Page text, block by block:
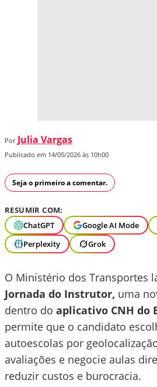
Por Julia Vargas
Publicado em 14/05/2026 às 10h00
Seja o primeiro a comentar.
RESUMIR COM:
ChatGPT
Google AI Mode
Perplexity
Grok
O Ministério dos Transportes
Jornada do Instrutor, uma
dentro do aplicativo CNH do
permite que o candidato
autoescolas por
avaliações e negocie aulas
reduzir custos e burocracia.